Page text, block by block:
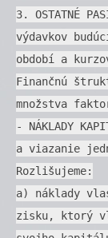
3. OSTATNÉ
výdavkov
období a
Finančnú
množstva
- NÁKLADY
a viazanie
Rozlišujeme:
a) náklady
zisku, ktorý